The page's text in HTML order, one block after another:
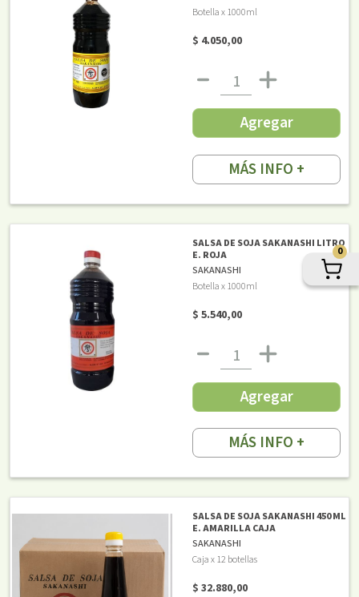
Botella x 1000ml
$ 4.050,00
Agregar
MÁS INFO +
SALSA DE SOJA SAKANASHI LITRO
E. ROJA
SAKANASHI
Botella x 1000ml
$ 5.540,00
Agregar
MÁS INFO +
SALSA DE SOJA SAKANASHI 450 ML
E. AMARILLA CAJA
SAKANASHI
Caja x 12 botellas
$ 32.880,00
0